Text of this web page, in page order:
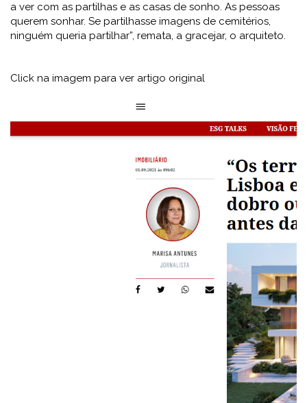
a ver com as partilhas e as casas de sonho. As pessoas
querem sonhar. Se partilhasse imagens de cemitérios,
ninguém queria partilhar”, remata, a gracejar, o arquiteto.
Click na imagem para ver artigo original